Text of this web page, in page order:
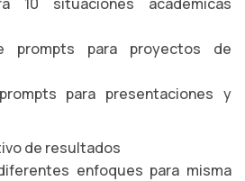
prompts para proyectos de
para presentaciones y
de resultados
enfoques para misma